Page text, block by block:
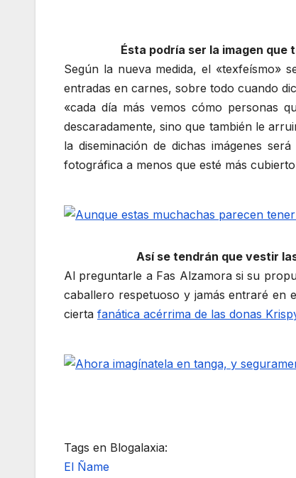
Ésta podría ser la imagen
Según la nueva medida, el «texfeísmo»
entradas en carnes, sobre todo cuando
«cada día más vemos cómo personas
descaradamente, sino que también le
la diseminación de dichas imágenes
fotográfica a menos que esté más
Así se tendrán que vestir
Al preguntarle a Fas Alzamora si su
caballero respetuoso y jamás entraré en
cierta fanática acérrima de las donas
Tags en Blogalaxia:
El Ñame